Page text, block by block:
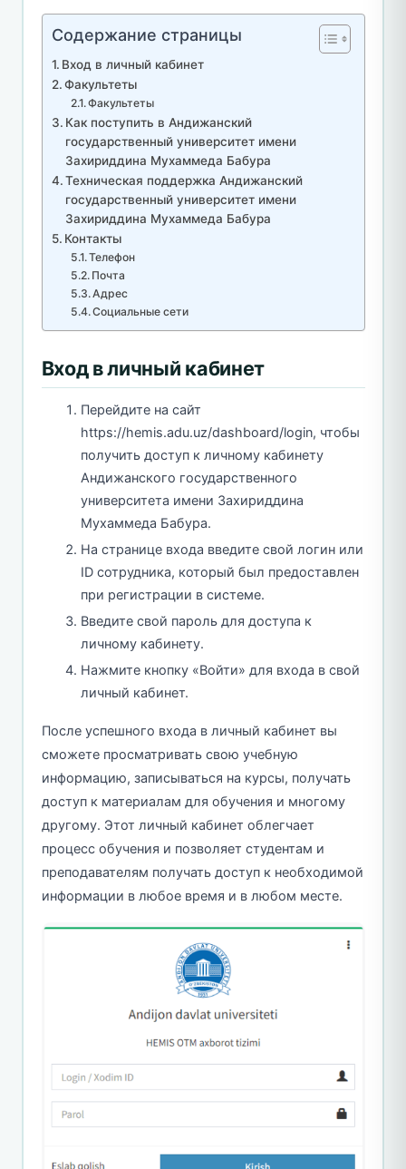
Содержание страницы
Вход в личный кабинет
Факультеты
Факультеты
Как поступить в Андижанский
государственный университет имени
Захириддина Мухаммеда Бабура
Техническая поддержка Андижанский
государственный университет имени
Захириддина Мухаммеда Бабура
Контакты
Телефон
Почта
Адрес
Социальные сети
Вход в личный кабинет
Перейдите на сайт
https://hemis.adu.uz/dashboard/login, чтобы
получить доступ к личному кабинету
Андижанского государственного
университета имени Захириддина
Мухаммеда Бабура.
На странице входа введите свой логин или
ID сотрудника, который был предоставлен
при регистрации в системе.
Введите свой пароль для доступа к
личному кабинету.
Нажмите кнопку «Войти» для входа в свой
личный кабинет.
После успешного входа в личный кабинет вы
сможете просматривать свою учебную
информацию, записываться на курсы, получать
доступ к материалам для обучения и многому
другому. Этот личный кабинет облегчает
процесс обучения и позволяет студентам и
преподавателям получать доступ к необходимой
информации в любое время и в любом месте.